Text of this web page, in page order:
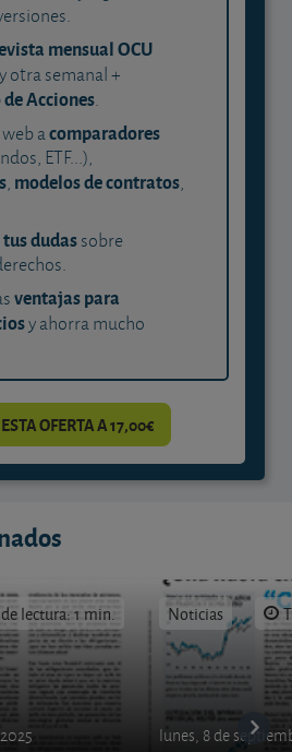
mensual OCU
y otra semanal +
Acciones.
web acomparadores
ETF...),
, modelos de contratos,
dudassobre
ventajas para
y ahorra mucho
OFERTA A 17,00€
lectura: 1 min. Noticias
lunes, 8 de